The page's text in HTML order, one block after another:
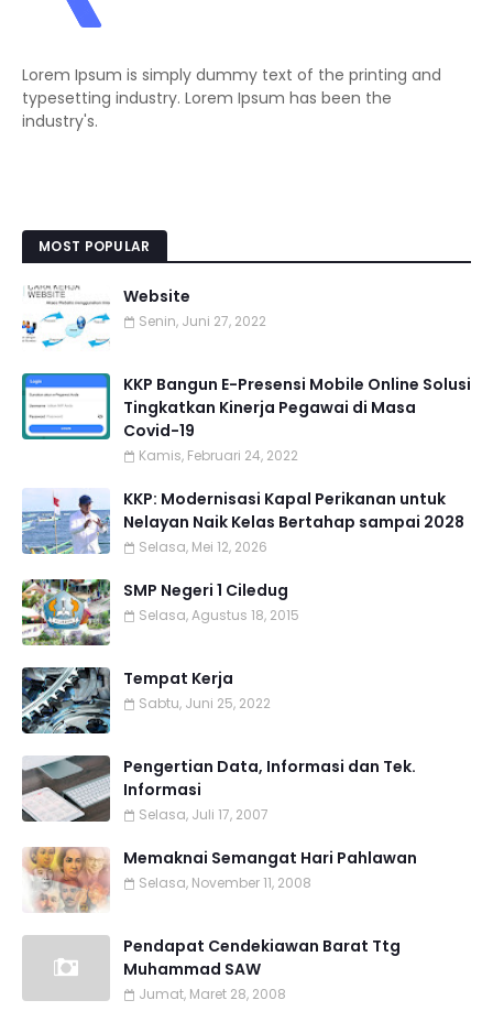
Lorem Ipsum is simply dummy text of the printing and
typesetting industry. Lorem Ipsum has been the
industry's.
MOST POPULAR
Website
Senin, Juni 27, 2022
KKP Bangun E-Presensi Mobile Online Solusi
Tingkatkan Kinerja Pegawai di Masa
Covid-19
Kamis, Februari 24, 2022
KKP: Modernisasi Kapal Perikanan untuk
Nelayan Naik Kelas Bertahap sampai 2028
Selasa, Mei 12, 2026
SMP Negeri 1 Ciledug
Selasa, Agustus 18, 2015
Tempat Kerja
Sabtu, Juni 25, 2022
Pengertian Data, Informasi dan Tek.
Informasi
Selasa, Juli 17, 2007
Memaknai Semangat Hari Pahlawan
Selasa, November 11, 2008
Pendapat Cendekiawan Barat Ttg
Muhammad SAW
Jumat, Maret 28, 2008